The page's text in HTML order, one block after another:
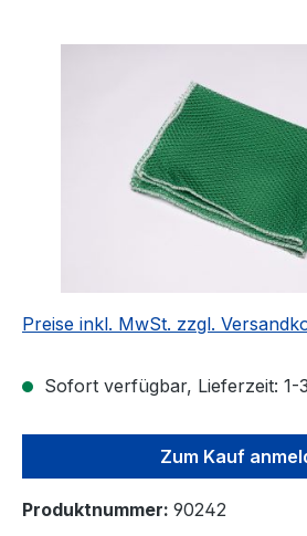
Preise inkl. MwSt. zzgl.
Sofort verfügbar, Lieferzeit: 1-
Zum Kauf
Produktnummer: 90242